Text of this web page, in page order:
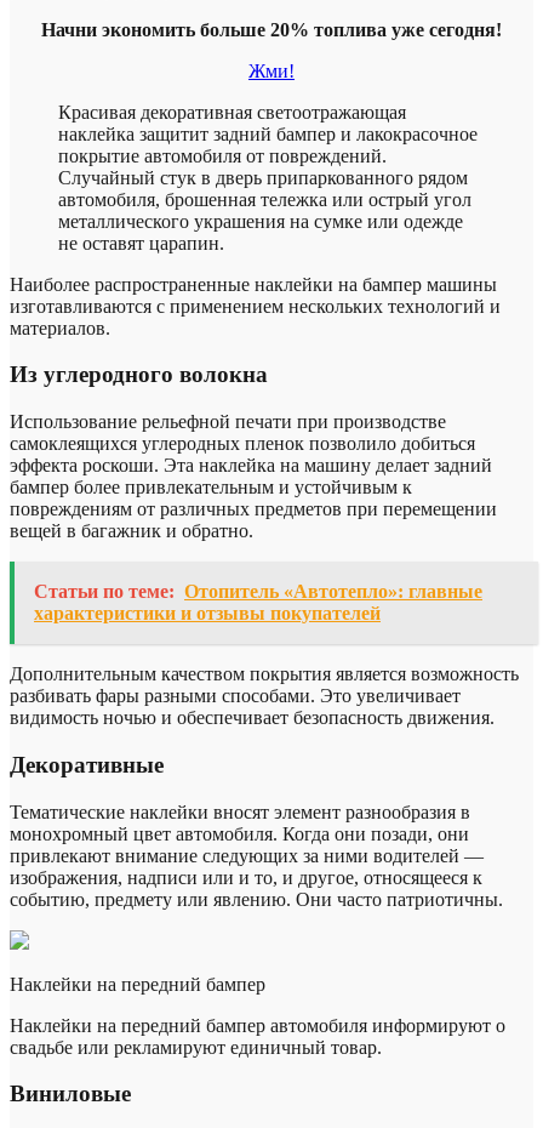
Начни экономить больше 20% топлива уже сегодня!
Жми!
Красивая декоративная светоотражающая
наклейка защитит задний бампер и лакокрасочное
покрытие автомобиля от повреждений.
Случайный стук в дверь припаркованного рядом
автомобиля, брошенная тележка или острый угол
металлического украшения на сумке или одежде
не оставят царапин.
Наиболее распространенные наклейки на бампер машины
изготавливаются с применением нескольких технологий и
материалов.
Из углеродного волокна
Использование рельефной печати при производстве
самоклеящихся углеродных пленок позволило добиться
эффекта роскоши. Эта наклейка на машину делает задний
бампер более привлекательным и устойчивым к
повреждениям от различных предметов при перемещении
вещей в багажник и обратно.
Статьи по теме: Отопитель «Автотепло»: главные
характеристики и отзывы покупателей
Дополнительным качеством покрытия является возможность
разбивать фары разными способами. Это увеличивает
видимость ночью и обеспечивает безопасность движения.
Декоративные
Тематические наклейки вносят элемент разнообразия в
монохромный цвет автомобиля. Когда они позади, они
привлекают внимание следующих за ними водителей —
изображения, надписи или и то, и другое, относящееся к
событию, предмету или явлению. Они часто патриотичны.
Наклейки на передний бампер
Наклейки на передний бампер автомобиля информируют о
свадьбе или рекламируют единичный товар.
Виниловые